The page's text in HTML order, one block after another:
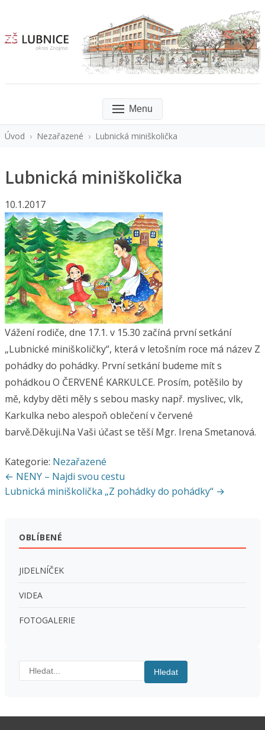
Menu
Úvod › Nezařazené › Lubnická miniškolička
Lubnická miniškolička
10.1.2017
Vážení rodiče, dne 17.1. v 15.30 začíná první setkání
„Lubnické miniškoličky“, která v letošním roce má název Z
pohádky do pohádky. První setkání budeme mít s
pohádkou O ČERVENÉ KARKULCE. Prosím, potěšilo by
mě, kdyby děti měly s sebou masky např. myslivec, vlk,
Karkulka nebo alespoň oblečení v červené
barvě.Děkuji.Na Vaši účast se těší Mgr. Irena Smetanová.
Kategorie: Nezařazené
Navigace
pro
← NENY – Najdi svou cestu
Lubnická miniškolička „Z pohádky do pohádky“ →
OBLÍBENÉ
JIDELNÍČEK
VIDEA
FOTOGALERIE
Hledat: Hledat